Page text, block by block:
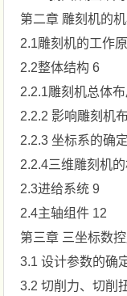
第二章 雕刻机的
2.1雕刻机的工作
2.2整体结构 6
2.2.1雕刻机总体
2.2.2 影响雕刻机
2.2.3 坐标系的确
2.2.4三维雕刻机
2.3进给系统 9
2.4主轴组件 12
第三章 三坐标数
3.1 设计参数的确
3.2 切削力、切削